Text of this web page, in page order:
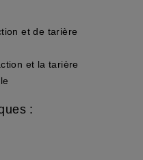
et de tarière
et la tarière
: